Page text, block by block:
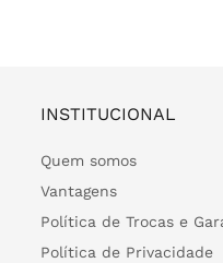
INSTITUCIONAL
Quem somos
Vantagens
Política de Trocas e
Política de Privacidade